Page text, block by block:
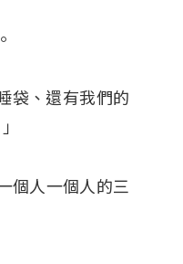
袋、還有我們的
個人一個人的三